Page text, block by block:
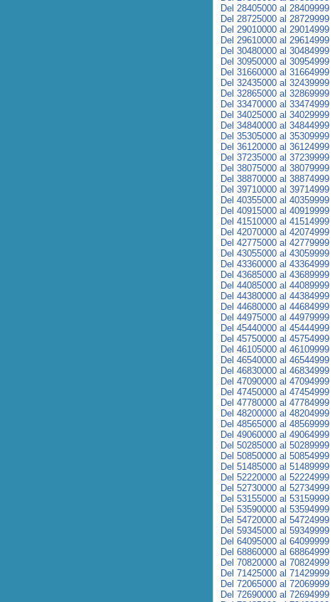
Del 28405000 al 28409999
Del 28725000 al 28729999
Del 29010000 al 29014999
Del 29610000 al 29614999
Del 30480000 al 30484999
Del 30950000 al 30954999
Del 31660000 al 31664999
Del 32435000 al 32439999
Del 32865000 al 32869999
Del 33470000 al 33474999
Del 34025000 al 34029999
Del 34840000 al 34844999
Del 35305000 al 35309999
Del 36120000 al 36124999
Del 37235000 al 37239999
Del 38075000 al 38079999
Del 38870000 al 38874999
Del 39710000 al 39714999
Del 40355000 al 40359999
Del 40915000 al 40919999
Del 41510000 al 41514999
Del 42070000 al 42074999
Del 42775000 al 42779999
Del 43055000 al 43059999
Del 43360000 al 43364999
Del 43685000 al 43689999
Del 44085000 al 44089999
Del 44380000 al 44384999
Del 44680000 al 44684999
Del 44975000 al 44979999
Del 45440000 al 45444999
Del 45750000 al 45754999
Del 46105000 al 46109999
Del 46540000 al 46544999
Del 46830000 al 46834999
Del 47090000 al 47094999
Del 47450000 al 47454999
Del 47780000 al 47784999
Del 48200000 al 48204999
Del 48565000 al 48569999
Del 49060000 al 49064999
Del 50285000 al 50289999
Del 50850000 al 50854999
Del 51485000 al 51489999
Del 52220000 al 52224999
Del 52730000 al 52734999
Del 53155000 al 53159999
Del 53590000 al 53594999
Del 54720000 al 54724999
Del 59345000 al 59349999
Del 64095000 al 64099999
Del 68860000 al 68864999
Del 70820000 al 70824999
Del 71425000 al 71429999
Del 72065000 al 72069999
Del 72690000 al 72694999